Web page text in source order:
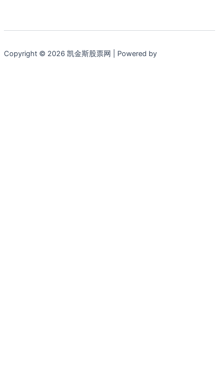
Copyright © 2026 凯金斯股票网 | Powered by